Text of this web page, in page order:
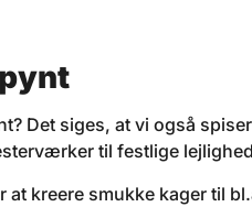
Det siges, at vi også
til festlige
kreere smukke kager til